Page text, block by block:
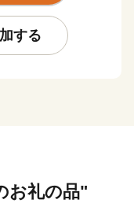
たため、多くの歌
を高砂に導いて加
する
お礼の品"